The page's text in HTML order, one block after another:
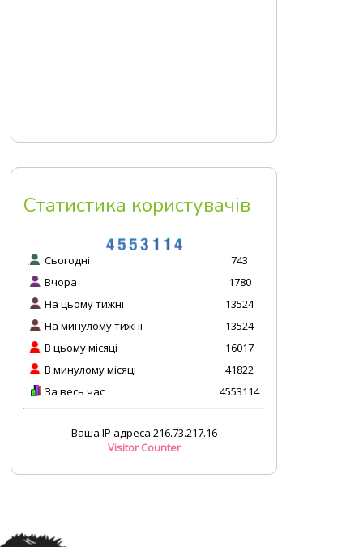
Статистика користувачів
Сьогодні
Вчора
На цьому тижні
На минулому тижні
В цьому місяці
В минулому місяці
За весь час
743
1780
13524
13524
16017
41822
4553114
Ваша IP адреса:216.73.217.16
Visitor Counter